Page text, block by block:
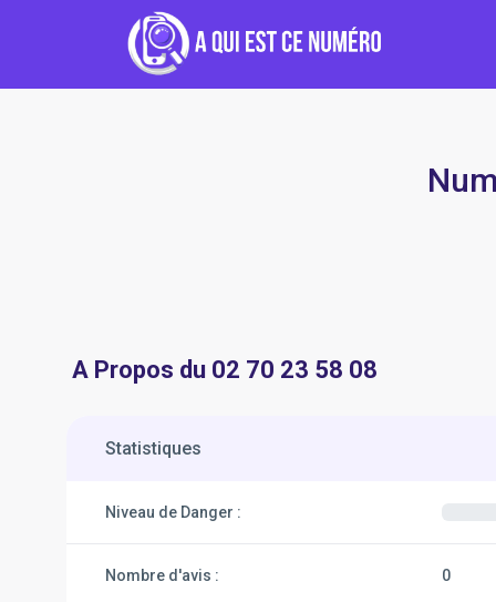
A Propos du 02 70 23 58 08
Statistiques
Niveau de Danger :
Nombre d'avis : 0